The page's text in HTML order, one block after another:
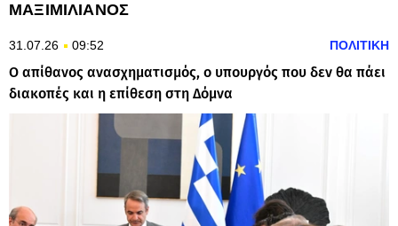
ΜΑΞΙΜΙΛΙΑΝΟΣ
31.07.26 09:52 ΠΟΛΙΤΙΚΗ
Ο απίθανος ανασχηματισμός, ο υπουργός που δεν θα πάει
διακοπές και η επίθεση στη Δόμνα